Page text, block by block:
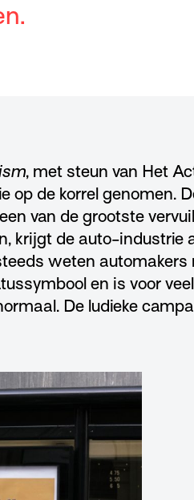
, met steun van Het
op de korrel genomen.
van de grootste
krijgt de auto-industrie
weten
en is voor
De ludieke